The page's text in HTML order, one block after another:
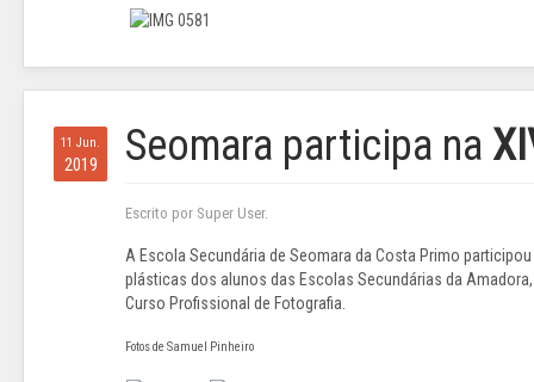
11 Jun.
2019 Seomara participa na
Escrito por Super User.
A Escola Secundária de Seomara da Costa Primo
plásticas dos alunos das Escolas Secundárias da
Curso Profissional de Fotografia.
Fotos de Samuel Pinheiro